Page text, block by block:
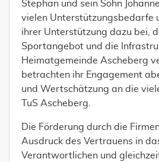
Stephan und sein Sohn
vielen Unterstützungsbedarfe
ihrer Unterstützung dazu bei,
Sportangebot und die
Heimatgemeinde Ascheberg
betrachten ihr Engagement
und Wertschätzung an die
TuS Ascheberg.
Die Förderung durch die
Ausdruck des Vertrauens in
Verantwortlichen und